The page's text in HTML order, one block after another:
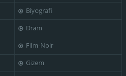
Biyografi
Dram
Film-Noir
Gizem